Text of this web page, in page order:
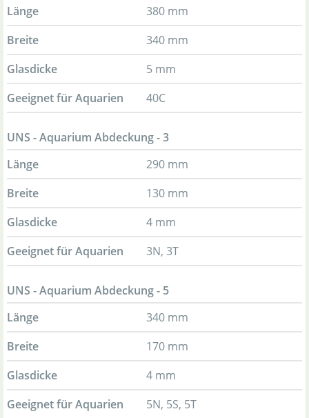
Länge
380 mm
Breite
340 mm
Glasdicke
5 mm
Geeignet für Aquarien
40C
UNS - Aquarium Abdeckung - 3
Länge
290 mm
Breite
130 mm
Glasdicke
4 mm
Geeignet für Aquarien
3N, 3T
UNS - Aquarium Abdeckung - 5
Länge
340 mm
Breite
170 mm
Glasdicke
4 mm
Geeignet für Aquarien
5N, 5S, 5T